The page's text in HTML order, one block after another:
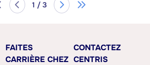
1 / 3
FAITES
CARRIÈRE CHEZ
CONTACTEZ
CENTRIS